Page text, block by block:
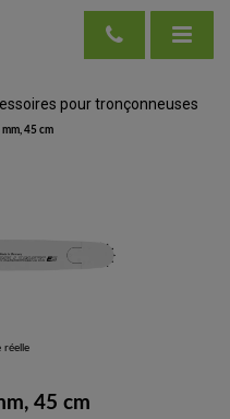
pour tronçonneuses
mm, 45 cm
réelle
45 cm